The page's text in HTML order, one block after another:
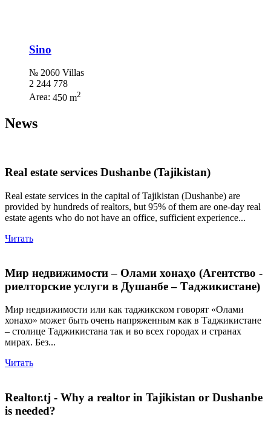
Sino
№ 2060 Villas
2 244 778
Area: 450 m2
News
Real estate services Dushanbe (Tajikistan)
Real estate services in the capital of Tajikistan (Dushanbe) are
provided by hundreds of realtors, but 95% of them are one-day real
estate agents who do not have an office, sufficient experience...
Читать
Мир недвижимости – Олами хонаҳо (Агентство -
риелторские услуги в Душанбе – Таджикистане)
Мир недвижимости или как таджикском говорят «Олами
хонахо» может быть очень напряженным как в Таджикистане
– столице Таджикистана так и во всех городах и странах
мирах. Без...
Читать
Realtor.tj - Why a realtor in Tajikistan or Dushanbe
is needed?